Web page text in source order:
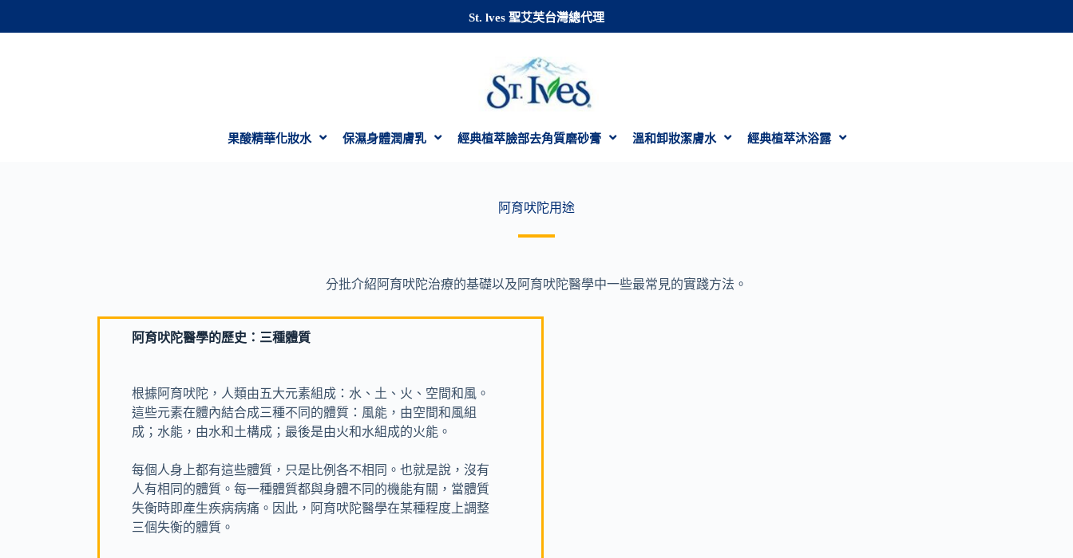
St. lves 聖艾芙台灣總代理
果酸精華化妝水 保濕身體潤膚乳 經典植萃臉部去角質磨砂膏 溫和卸妝潔膚水 經典植萃沐浴露
阿育吠陀用途
分批介紹阿育吠陀治療的基礎以及阿育吠陀醫學中一些最常見的實踐方法。
阿育吠陀醫學的歷史：三種體質
根據阿育吠陀，人類由五大元素組成：水、土、火、空間和風。
這些元素在體內結合成三種不同的體質：風能，由空間和風組
成；水能，由水和土構成；最後是由火和水組成的火能。
每個人身上都有這些體質，只是比例各不相同。也就是說，沒有
人有相同的體質。每一種體質都與身體不同的機能有關，當體質
失衡時即產生疾病病痛。因此，阿育吠陀醫學在某種程度上調整
三個失衡的體質。